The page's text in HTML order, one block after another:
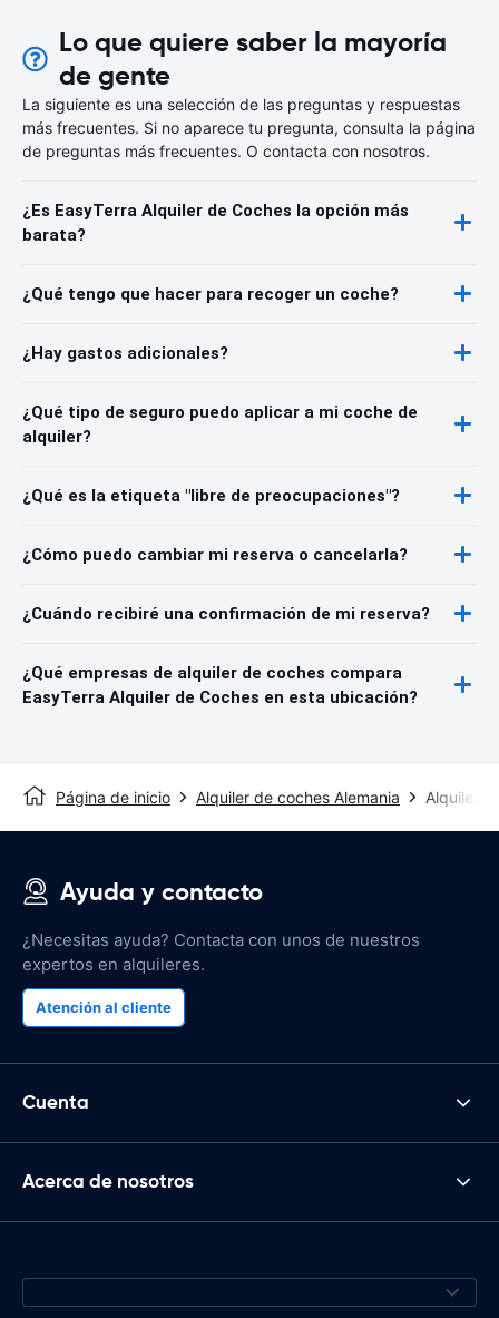
Lo que quiere saber la mayoría
de gente
La siguiente es una selección de las preguntas y respuestas
más frecuentes. Si no aparece tu pregunta, consulta la página
de preguntas más frecuentes. O contacta con nosotros.
¿Es EasyTerra Alquiler de Coches la opción más
barata?
¿Qué tengo que hacer para recoger un coche?
¿Hay gastos adicionales?
¿Qué tipo de seguro puedo aplicar a mi coche de
alquiler?
¿Qué es la etiqueta "libre de preocupaciones"?
¿Cómo puedo cambiar mi reserva o cancelarla?
¿Cuándo recibiré una confirmación de mi reserva?
¿Qué empresas de alquiler de coches compara
EasyTerra Alquiler de Coches en esta ubicación?
Página de inicio Alquiler de coches Alemania Alquiler
Ayuda y contacto
¿Necesitas ayuda? Contacta con unos de nuestros
expertos en alquileres.
Atención al cliente
Cuenta
Acerca de nosotros